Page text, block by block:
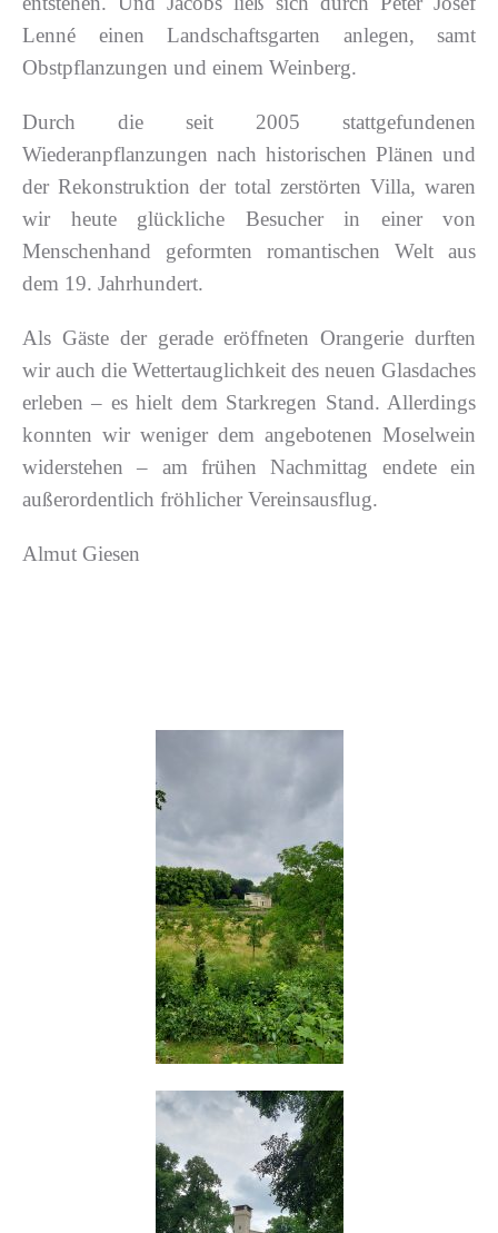
Lenné einen Landschaftsgarten anlegen, samt
Obstpflanzungen und einem Weinberg.
Durch die seit 2005 stattgefundenen
Wiederanpflanzungen nach historischen Plänen und
der Rekonstruktion der total zerstörten Villa, waren
wir heute glückliche Besucher in einer von
Menschenhand geformten romantischen Welt aus
dem 19. Jahrhundert.
Als Gäste der gerade eröffneten Orangerie durften
wir auch die Wettertauglichkeit des neuen Glasdaches
erleben – es hielt dem Starkregen Stand. Allerdings
konnten wir weniger dem angebotenen Moselwein
widerstehen – am frühen Nachmittag endete ein
außerordentlich fröhlicher Vereinsausflug.
Almut Giesen